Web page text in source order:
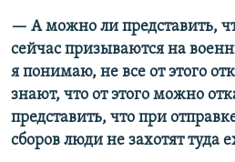
— А можно ли представить,
сейчас призываются на
я понимаю, не все от этого
знают, что от этого можно
представить, что при
сборов люди не захотят туда